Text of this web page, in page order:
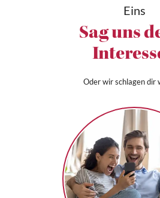
Eins
Sag uns
Oder wir schlagen dir